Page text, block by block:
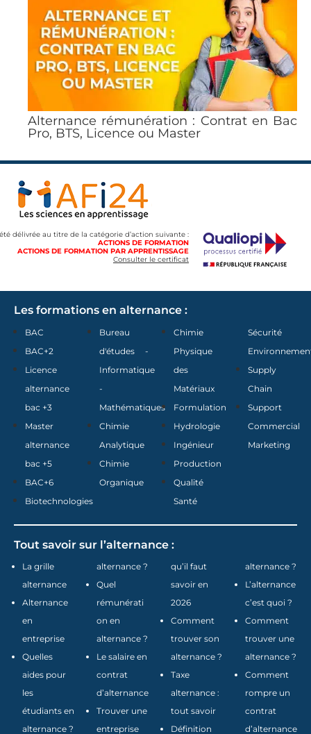
Alternance rémunération : Contrat en Bac
Pro, BTS, Licence ou Master
délivrée au titre de la catégorie d’action suivante :
ACTIONS DE FORMATION
ACTIONS DE FORMATION PAR APPRENTISSAGE
Consulter le certificat
Les formations en alternance :
BAC
BAC+2
Licence
alternance
bac +3
Master
alternance
bac +5
BAC+6
Biotechnologies
Bureau
d'études -
Informatique
-
Mathématiques
Chimie
Analytique
Chimie
Organique
Chimie
Physique
des
Matériaux
Formulation
Hydrologie
Ingénieur
Production
Qualité
Santé
Sécurité
Supply
Chain
Support
Commercial
Marketing
Tout savoir sur l’alternance :
La grille
alternance
Alternance
en
entreprise
Quelles
aides pour
les
étudiants en
alternance ?
alternance ?
Quel
rémunérati
on en
alternance ?
Le salaire en
contrat
d’alternance
Trouver une
entreprise
qu’il faut
savoir en
2026
Comment
trouver son
alternance ?
Taxe
alternance :
tout savoir
Définition
alternance ?
L’alternance
c’est quoi ?
Comment
trouver une
alternance ?
Comment
rompre un
contrat
d’alternance